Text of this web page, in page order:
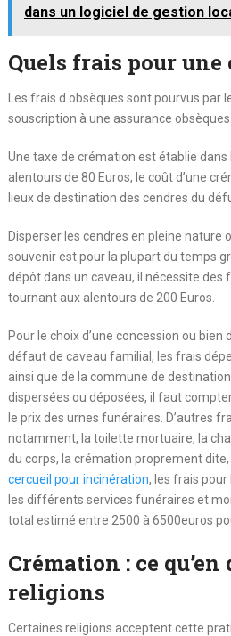
dans un logiciel de gestion
Quels frais pour une
Les frais d obsèques sont pourvus par
souscription à une assurance obsèques.
Une taxe de crémation est établie
alentours de 80 Euros, le coût d’une
lieux de destination des cendres du
Disperser les cendres en pleine nature
souvenir est pour la plupart du temps
dépôt dans un caveau, il nécessite des
tournant aux alentours de 200 Euros.
Pour le choix d’une concession ou bien
défaut de caveau familial, les frais
ainsi que de la commune de
dispersées ou déposées, il faut
le prix des urnes funéraires. D’autres
notamment, la toilette mortuaire, la
du corps, la crémation proprement
cercueil pour incinération, les frais
les différents services funéraires et
total estimé entre 2500 à 6500euros
Crémation : ce
religions
Certaines religions acceptent cette